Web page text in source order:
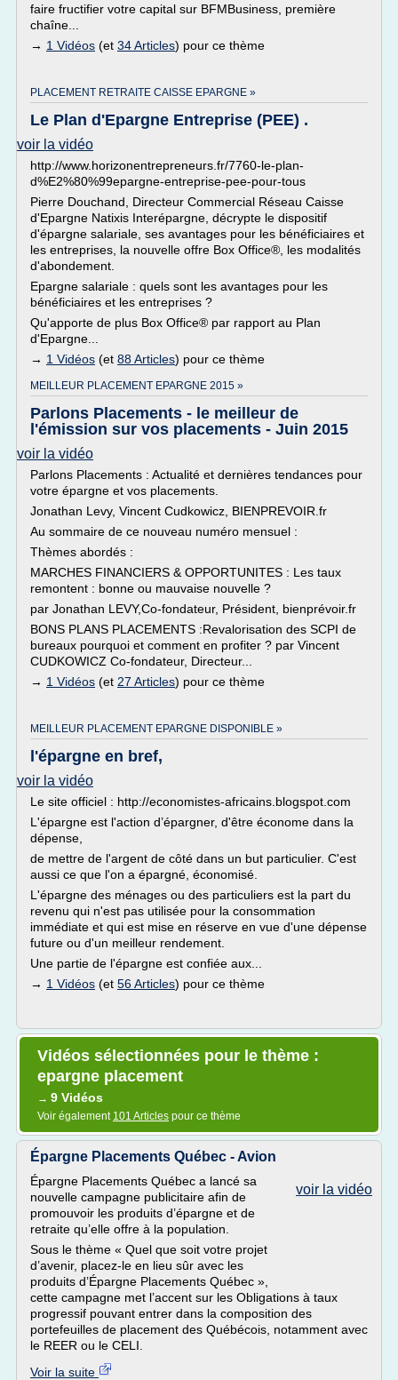
faire fructifier votre capital sur BFMBusiness, première
chaîne...
→ 1 Vidéos (et 34 Articles) pour ce thème
PLACEMENT RETRAITE CAISSE EPARGNE »
Le Plan d'Epargne Entreprise (PEE) .
voir la vidéo
http://www.horizonentrepreneurs.fr/7760-le-plan-
d%E2%80%99epargne-entreprise-pee-pour-tous
Pierre Douchand, Directeur Commercial Réseau Caisse
d'Epargne Natixis Interépargne, décrypte le dispositif
d'épargne salariale, ses avantages pour les bénéficiaires et
les entreprises, la nouvelle offre Box Office®, les modalités
d'abondement.
Epargne salariale : quels sont les avantages pour les
bénéficiaires et les entreprises ?
Qu'apporte de plus Box Office® par rapport au Plan
d'Epargne...
→ 1 Vidéos (et 88 Articles) pour ce thème
MEILLEUR PLACEMENT EPARGNE 2015 »
Parlons Placements - le meilleur de
l'émission sur vos placements - Juin 2015
voir la vidéo
Parlons Placements : Actualité et dernières tendances pour
votre épargne et vos placements.
Jonathan Levy, Vincent Cudkowicz, BIENPREVOIR.fr
Au sommaire de ce nouveau numéro mensuel :
Thèmes abordés :
MARCHES FINANCIERS & OPPORTUNITES : Les taux
remontent : bonne ou mauvaise nouvelle ?
par Jonathan LEVY,Co-fondateur, Président, bienprévoir.fr
BONS PLANS PLACEMENTS :Revalorisation des SCPI de
bureaux pourquoi et comment en profiter ? par Vincent
CUDKOWICZ Co-fondateur, Directeur...
→ 1 Vidéos (et 27 Articles) pour ce thème
MEILLEUR PLACEMENT EPARGNE DISPONIBLE »
l'épargne en bref,
voir la vidéo
Le site officiel : http://economistes-africains.blogspot.com
L'épargne est l'action d’épargner, d'être économe dans la
dépense,
de mettre de l'argent de côté dans un but particulier. C'est
aussi ce que l'on a épargné, économisé.
L'épargne des ménages ou des particuliers est la part du
revenu qui n'est pas utilisée pour la consommation
immédiate et qui est mise en réserve en vue d'une dépense
future ou d'un meilleur rendement.
Une partie de l'épargne est confiée aux...
→ 1 Vidéos (et 56 Articles) pour ce thème
Vidéos sélectionnées pour le thème :
epargne placement
→ 9 Vidéos
Voir également 101 Articles pour ce thème
Épargne Placements Québec - Avion
voir la vidéo
Épargne Placements Québec a lancé sa
nouvelle campagne publicitaire afin de
promouvoir les produits d’épargne et de
retraite qu’elle offre à la population.
Sous le thème « Quel que soit votre projet
d’avenir, placez-le en lieu sûr avec les
produits d’Épargne Placements Québec »,
cette campagne met l’accent sur les Obligations à taux
progressif pouvant entrer dans la composition des
portefeuilles de placement des Québécois, notamment avec
le REER ou le CELI.
Voir la suite